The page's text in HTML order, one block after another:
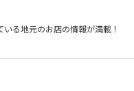
いる地元のお店の情報が満載！